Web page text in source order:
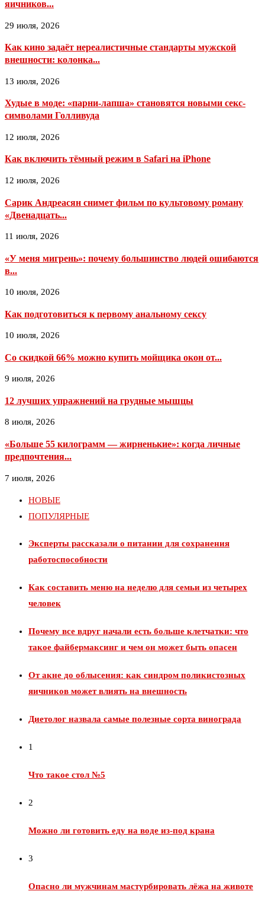
яичников...
29 июля, 2026
Как кино задаёт нереалистичные стандарты мужской
внешности: колонка...
13 июля, 2026
Худые в моде: «парни-лапша» становятся новыми секс-
символами Голливуда
12 июля, 2026
Как включить тёмный режим в Safari на iPhone
12 июля, 2026
Сарик Андреасян снимет фильм по культовому роману
«Двенадцать...
11 июля, 2026
«У меня мигрень»: почему большинство людей ошибаются
в...
10 июля, 2026
Как подготовиться к первому анальному сексу
10 июля, 2026
Со скидкой 66% можно купить мойщика окон от...
9 июля, 2026
12 лучших упражнений на грудные мышцы
8 июля, 2026
«Больше 55 килограмм — жирненькие»: когда личные
предпочтения...
7 июля, 2026
НОВЫЕ
ПОПУЛЯРНЫЕ
Эксперты рассказали о питании для сохранения
работоспособности
Как составить меню на неделю для семьи из четырех
человек
Почему все вдруг начали есть больше клетчатки: что
такое файбермаксинг и чем он может быть опасен
От акне до облысения: как синдром поликистозных
яичников может влиять на внешность
Диетолог назвала самые полезные сорта винограда
1
Что такое стол №5
2
Можно ли готовить еду на воде из‑под крана
3
Опасно ли мужчинам мастурбировать лёжа на животе